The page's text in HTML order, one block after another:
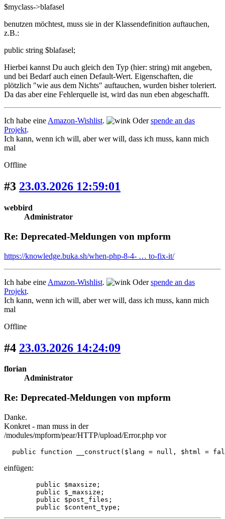
$myclass->blafasel
benutzen möchtest, muss sie in der Klassendefinition auftauchen,
z.B.:
public string $blafasel;
Hierbei kannst Du auch gleich den Typ (hier: string) mit angeben,
und bei Bedarf auch einen Default-Wert. Eigenschaften, die
plötzlich "wie aus dem Nichts" auftauchen, wurden bisher toleriert.
Da das aber eine Fehlerquelle ist, wird das nun eben abgeschafft.
Ich habe eine Amazon-Wishlist. Oderspende an das
Projekt.
Ich kann, wenn ich will, aber wer will, dass ich muss, kann mich
mal
Offline
#3 23.03.2026 12:59:01
webbird
Administrator
Re: Deprecated-Meldungen von mpform
https://knowledge.buka.sh/when-php-8-4- … to-fix-it/
Ich habe eine Amazon-Wishlist. Oderspende an das
Projekt.
Ich kann, wenn ich will, aber wer will, dass ich muss, kann mich
mal
Offline
#4 23.03.2026 14:24:09
florian
Administrator
Re: Deprecated-Meldungen von mpform
Danke.
Konkret - man muss in der
/modules/mpform/pear/HTTP/upload/Error.php vor
public function __construct($lang = null, $html =
einfügen:
	public $content_type;